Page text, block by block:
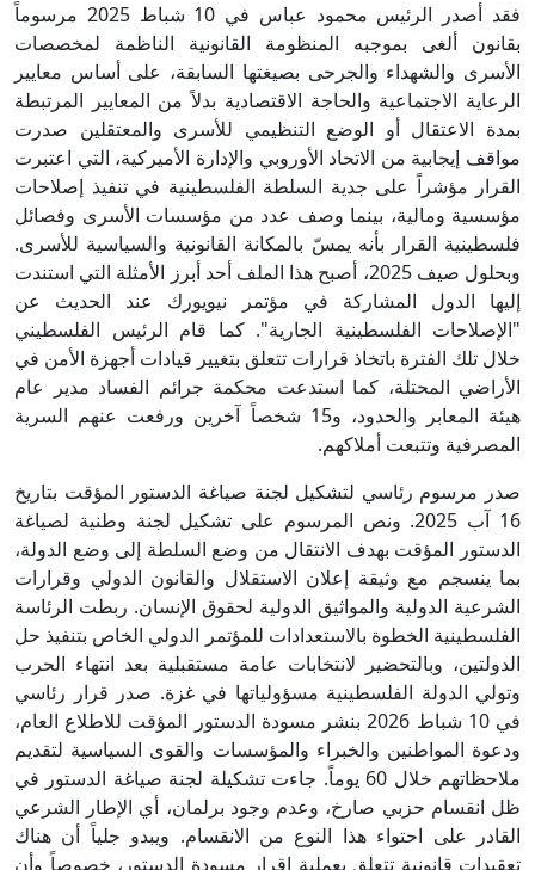
فقد أصدر الرئيس محمود عباس في 10 شباط 2025 مرسوماً
بقانون ألغى بموجبه المنظومة القانونية الناظمة لمخصصات
الأسرى والشهداء والجرحى بصيغتها السابقة، على أساس معايير
الرعاية الاجتماعية والحاجة الاقتصادية بدلاً من المعايير المرتبطة
بمدة الاعتقال أو الوضع التنظيمي للأسرى والمعتقلين صدرت
مواقف إيجابية من الاتحاد الأوروبي والإدارة الأميركية، التي اعتبرت
القرار مؤشراً على جدية السلطة الفلسطينية في تنفيذ إصلاحات
مؤسسية ومالية، بينما وصف عدد من مؤسسات الأسرى وفصائل
فلسطينية القرار بأنه يمسّ بالمكانة القانونية والسياسية للأسرى.
وبحلول صيف 2025، أصبح هذا الملف أحد أبرز الأمثلة التي استندت
إليها الدول المشاركة في مؤتمر نيويورك عند الحديث عن
"الإصلاحات الفلسطينية الجارية". كما قام الرئيس الفلسطيني
خلال تلك الفترة باتخاذ قرارات تتعلق بتغيير قيادات أجهزة الأمن في
الأراضي المحتلة، كما استدعت محكمة جرائم الفساد مدير عام
هيئة المعابر والحدود، و15 شخصاً آخرين ورفعت عنهم السرية
المصرفية وتتبعت أملاكهم.
صدر مرسوم رئاسي لتشكيل لجنة صياغة الدستور المؤقت بتاريخ
16 آب 2025. ونص المرسوم على تشكيل لجنة وطنية لصياغة
الدستور المؤقت بهدف الانتقال من وضع السلطة إلى وضع الدولة،
بما ينسجم مع وثيقة إعلان الاستقلال والقانون الدولي وقرارات
الشرعية الدولية والمواثيق الدولية لحقوق الإنسان. ربطت الرئاسة
الفلسطينية الخطوة بالاستعدادات للمؤتمر الدولي الخاص بتنفيذ حل
الدولتين، وبالتحضير لانتخابات عامة مستقبلية بعد انتهاء الحرب
وتولي الدولة الفلسطينية مسؤولياتها في غزة. صدر قرار رئاسي
في 10 شباط 2026 بنشر مسودة الدستور المؤقت للاطلاع العام،
ودعوة المواطنين والخبراء والمؤسسات والقوى السياسية لتقديم
ملاحظاتهم خلال 60 يوماً. جاءت تشكيلة لجنة صياغة الدستور في
ظل انقسام حزبي صارخ، وعدم وجود برلمان، أي الإطار الشرعي
القادر على احتواء هذا النوع من الانقسام. ويبدو جلياً أن هناك
تعقيدات قانونية تتعلق بعملية إقرار مسودة الدستور، خصوصاً وأن